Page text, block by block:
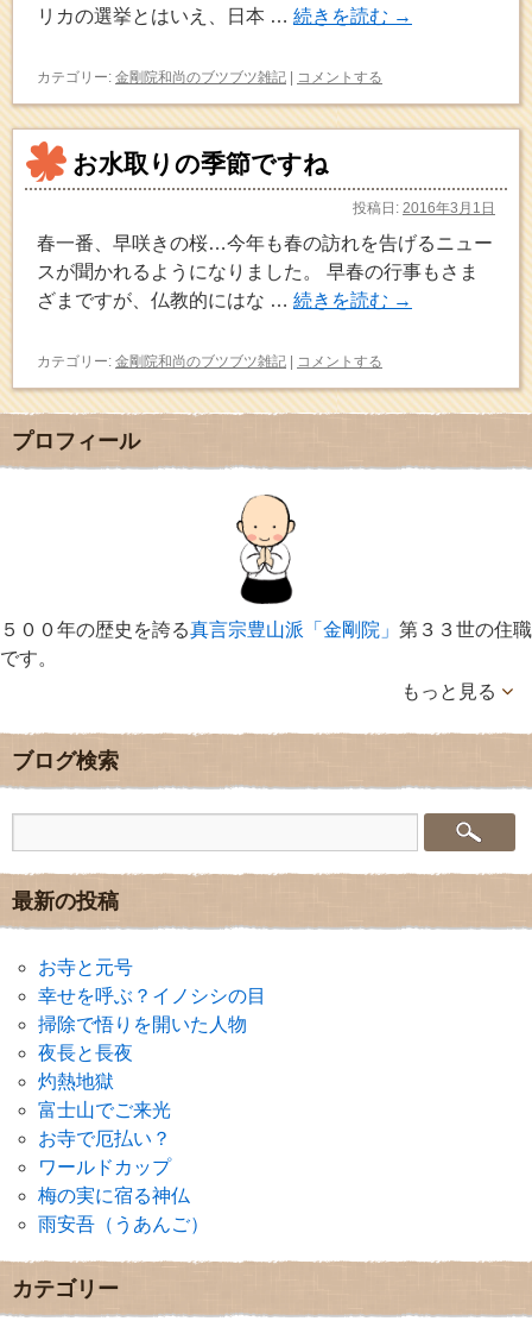
リカの選挙とはいえ、日本 … 続きを読む →
カテゴリー: 金剛院和尚のブツブツ雑記 | コメントする
お水取りの季節ですね
投稿日: 2016年3月1日
春一番、早咲きの桜…今年も春の訪れを告げるニュー
スが聞かれるようになりました。 早春の行事もさま
ざまですが、仏教的にはな … 続きを読む →
カテゴリー: 金剛院和尚のブツブツ雑記 | コメントする
プロフィール
５００年の歴史を誇る真言宗豊山派「金剛院」 第３３世の住職
です。
もっと見る
ブログ検索
最新の投稿
お寺と元号
幸せを呼ぶ？イノシシの目
掃除で悟りを開いた人物
夜長と長夜
灼熱地獄
富士山でご来光
お寺で厄払い？
ワールドカップ
梅の実に宿る神仏
雨安吾（うあんご）
カテゴリー